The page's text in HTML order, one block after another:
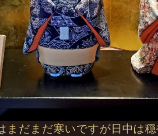
まだまだ寒いですが日中は